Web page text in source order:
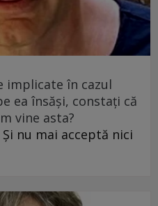
implicate în cazul
ea însăși, constați că
vine asta?
nu mai acceptă nici